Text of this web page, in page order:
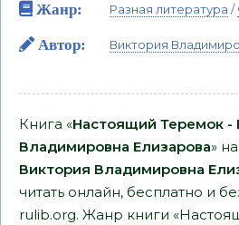
Жанр:
Разная литература /
Автор: Виктория
Книга «Настоящий Теремок -
Владимировна Елизарова»
Виктория Владимировна
читать онлайн, бесплатно и
rulib.org. Жанр книги